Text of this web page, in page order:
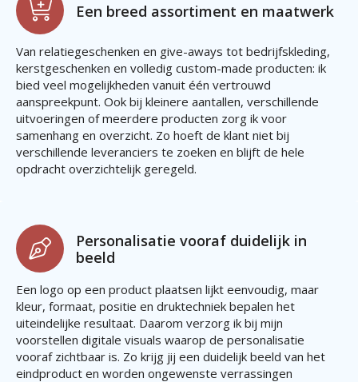
Een breed assortiment en maatwerk
Van relatiegeschenken en give-aways tot bedrijfskleding,
kerstgeschenken en volledig custom-made producten: ik
bied veel mogelijkheden vanuit één vertrouwd
aanspreekpunt. Ook bij kleinere aantallen, verschillende
uitvoeringen of meerdere producten zorg ik voor
samenhang en overzicht. Zo hoeft de klant niet bij
verschillende leveranciers te zoeken en blijft de hele
opdracht overzichtelijk geregeld.
Personalisatie vooraf duidelijk in
beeld
Een logo op een product plaatsen lijkt eenvoudig, maar
kleur, formaat, positie en druktechniek bepalen het
uiteindelijke resultaat. Daarom verzorg ik bij mijn
voorstellen digitale visuals waarop de personalisatie
vooraf zichtbaar is. Zo krijg jij een duidelijk beeld van het
eindproduct en worden ongewenste verrassingen